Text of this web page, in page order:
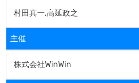
村田真一,高延政之
主催
株式会社WinWin